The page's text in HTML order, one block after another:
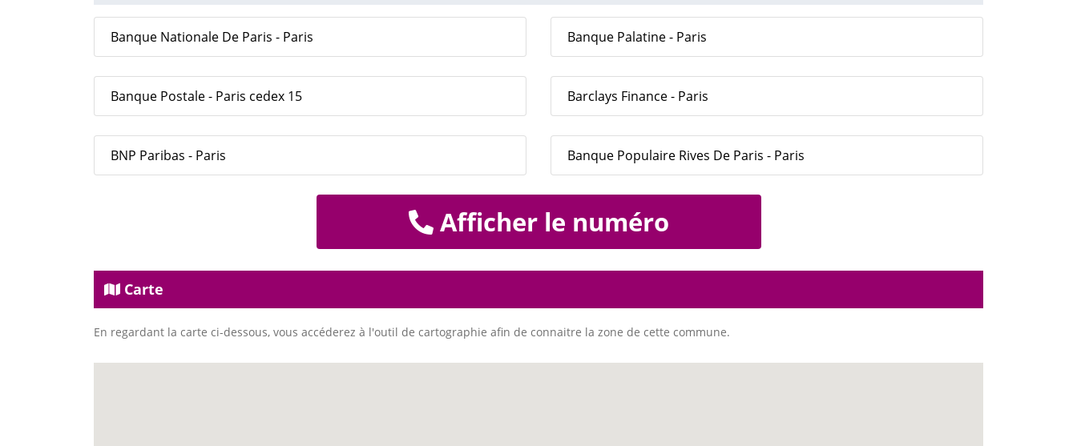
Banque Nationale De Paris - Paris Banque Palatine - Paris
Banque Postale - Paris cedex 15 Barclays Finance - Paris
BNP Paribas - Paris Banque Populaire Rives De Paris - Paris
Afficher le numéro
Carte
En regardant la carte ci-dessous, vous accéderez à l'outil de cartographie afin de connaitre la zone de cette commune.